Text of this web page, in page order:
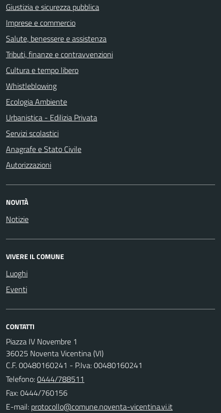
Giustizia e sicurezza pubblica
Imprese e commercio
Salute, benessere e assistenza
Tributi, finanze e contravvenzioni
Cultura e tempo libero
Whistleblowing
Ecologia Ambiente
Urbanistica - Edilizia Privata
Servizi scolastici
Anagrafe e Stato Civile
Autorizzazioni
NOVITÀ
Notizie
VIVERE IL COMUNE
Luoghi
Eventi
CONTATTI
Piazza IV Novembre 1
36025 Noventa Vicentina (VI)
C.F. 00480160241 - P.Iva: 00480160241
Telefono:0444/788511
Fax: 0444/760156
E-mail: